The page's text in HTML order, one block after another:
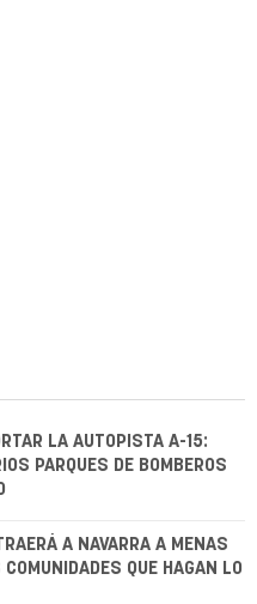
LA AUTOPISTA A-15:
PARQUES DE BOMBEROS
A NAVARRA A MENAS
QUE HAGAN LO